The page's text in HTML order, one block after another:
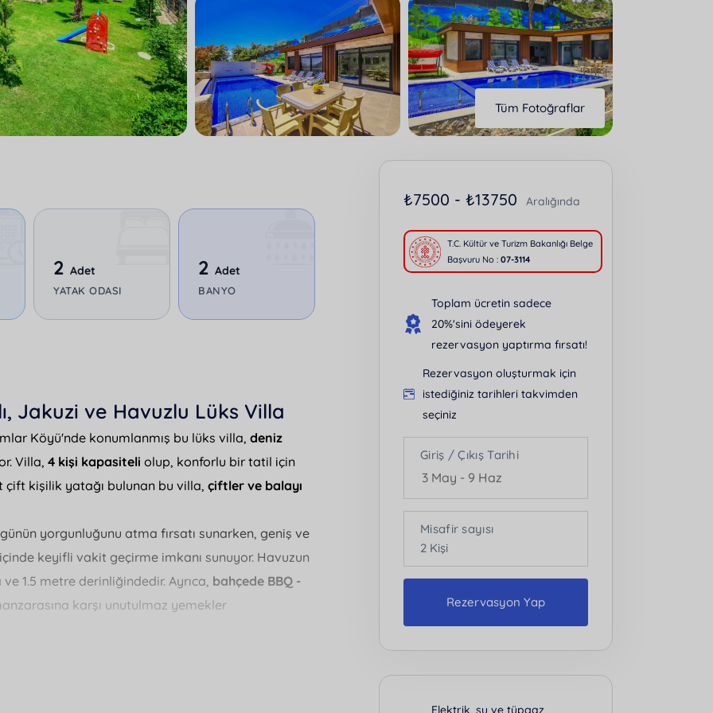
Tüm Fotoğraflar
2 Adet
YATAK ODASI
2 Adet
BANYO
Jakuzi ve Havuzlu Lüks Villa
Köyü'nde konumlanmış bu lüks villa, deniz
Villa, 4 kişi kapasiteli olup, konforlu bir tatil için
çift kişilik yatağı bulunan bu villa, çiftler ve balayı
yorgunluğunu atma fırsatı sunarken, geniş ve
keyifli vakit geçirme imkanı sunuyor. Havuzun
1.5 metre derinliğindedir. Ayrıca, bahçede BBQ -
karşı unutulmaz yemekler
ve gün batımını izlemek, tatilinize ayrı bir keyif
₺7500 - ₺13750 Aralığında
T.C. Kültür ve Turizm Bakanlığı Belge
Başvuru No : 07-3114
Toplam ücretin sadece
20%'sini ödeyerek
rezervasyon yaptırma fırsatı!
Rezervasyon oluşturmak için
istediğiniz tarihleri takvimden
seçiniz
Giriş / Çıkış Tarihi
Misafir sayısı
2 Kişi
Kişi Sayısı
Rezervasyon Yap
Elektrik, su ve tüpgaz